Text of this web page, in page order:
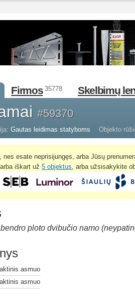
Firmos 35778 Skelbimų
#59370
Gautas leidimas statyboms Objekto
esate neprisijungęs, arba Jūsų
arba iškart už5 objektus , arba užsisakykite
ploto dvibučio namo
asmuo
asmuo